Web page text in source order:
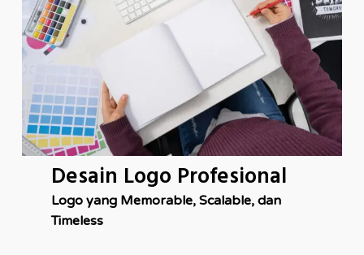
Desain Logo Profesional
Logo yang Memorable, Scalable, dan
Timeless